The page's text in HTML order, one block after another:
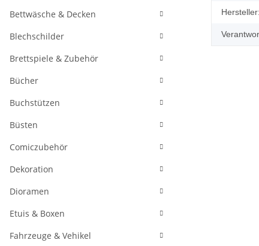
Hersteller:
Bettwäsche & Decken
Blechschilder
Brettspiele & Zubehör
Bücher
Buchstützen
Büsten
Comiczubehör
Dekoration
Dioramen
Etuis & Boxen
Fahrzeuge & Vehikel